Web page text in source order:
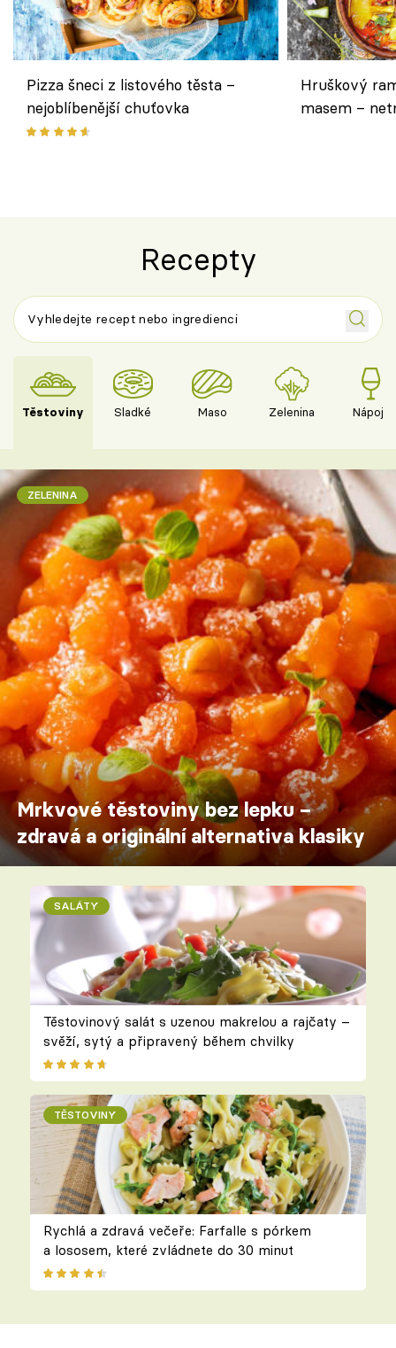
Pizza šneci z listového těsta –
nejoblíbenější chuťovka
Hruškový
masem –
Recepty
Těstoviny Sladké Maso Zelenina Nápoje
ZELENINA
Mrkvové těstoviny bez lepku –
zdravá a originální alternativa klasiky
SALÁTY
Těstovinový salát s uzenou makrelou a rajčaty –
svěží, sytý a připravený během chvilky
TĚSTOVINY
Rychlá a zdravá večeře: Farfalle s pórkem
a lososem, které zvládnete do 30 minut